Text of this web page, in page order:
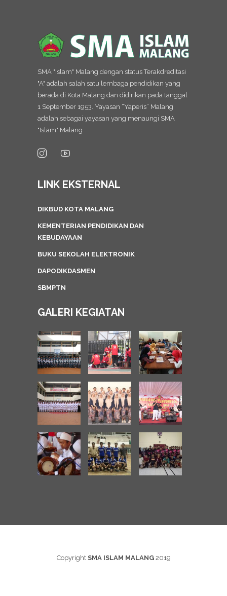
SMA "Islam" Malang dengan status Terakdreditasi
"A" adalah salah satu lembaga pendidikan yang
berada di Kota Malang dan didirikan pada tanggal
1 September 1953. Yayasan “Yaperis” Malang
adalah sebagai yayasan yang menaungi SMA
"Islam" Malang
LINK EKSTERNAL
DIKBUD KOTA MALANG
KEMENTERIAN PENDIDIKAN DAN
KEBUDAYAAN
BUKU SEKOLAH ELEKTRONIK
DAPODIKDASMEN
SBMPTN
GALERI KEGIATAN
Copyright SMA ISLAM MALANG2019